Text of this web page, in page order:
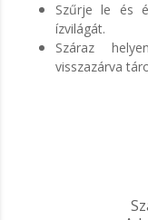
Szűrje le és
ízvilágát.
Száraz
visszazárva